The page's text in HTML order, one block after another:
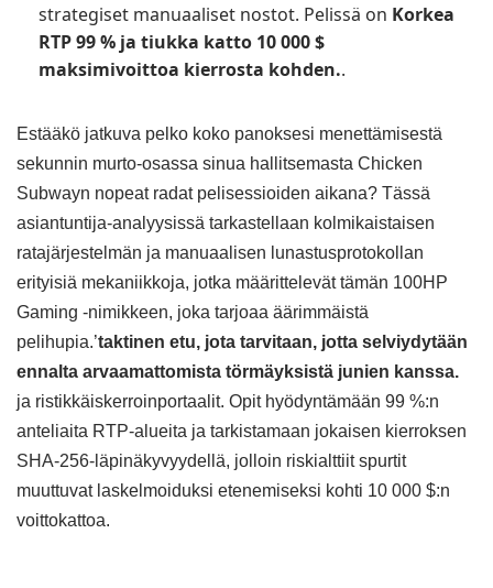
strategiset manuaaliset nostot. Pelissä on Korkea
RTP 99 % ja tiukka katto 10 000 $
maksimivoittoa kierrosta kohden..
Estääkö jatkuva pelko koko panoksesi menettämisestä
sekunnin murto-osassa sinua hallitsemasta Chicken
Subwayn nopeat radat pelisessioiden aikana? Tässä
asiantuntija-analyysissä tarkastellaan kolmikaistaisen
ratajärjestelmän ja manuaalisen lunastusprotokollan
erityisiä mekaniikkoja, jotka määrittelevät tämän 100HP
Gaming -nimikkeen, joka tarjoaa äärimmäistä
pelihupia.’taktinen etu, jota tarvitaan, jotta selviydytään
ennalta arvaamattomista törmäyksistä junien kanssa.
ja ristikkäiskerroinportaalit. Opit hyödyntämään 99 %:n
anteliaita RTP-alueita ja tarkistamaan jokaisen kierroksen
SHA-256-läpinäkyvyydellä, jolloin riskialttiit spurtit
muuttuvat laskelmoiduksi etenemiseksi kohti 10 000 $:n
voittokattoa.